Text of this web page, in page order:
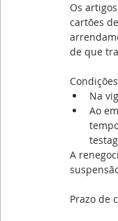
Os
cartões
de que
Na
Ao
A
Prazo de